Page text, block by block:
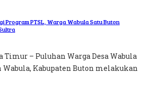
Program PTSL, Warga Wabula Satu Buton
Timur – Puluhan Warga Desa Wabula
Wabula, Kabupaten Buton melakukan